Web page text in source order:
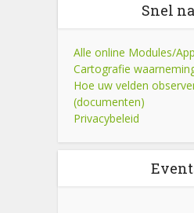
Snel
Alle online Modules/
Cartografie
Hoe uw velden
(documenten)
Privacybeleid